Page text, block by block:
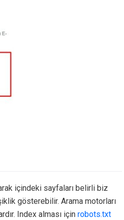
içindeki sayfaları belirli biz
gösterebilir. Arama motorları
Index alması için robots.txt